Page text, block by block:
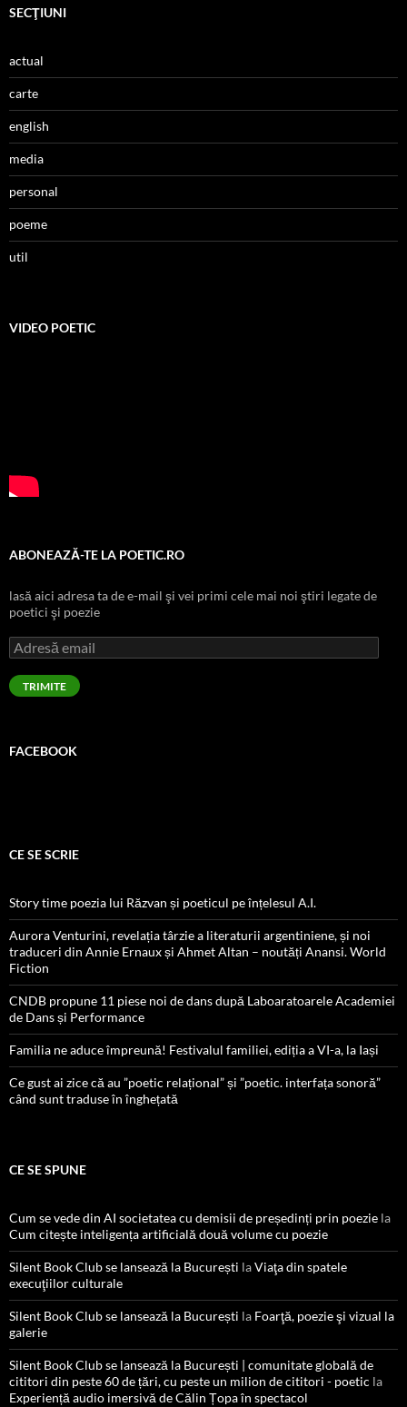
SECŢIUNI
actual
carte
english
media
personal
poeme
util
VIDEO POETIC
ABONEAZĂ-TE LA POETIC.RO
lasă aici adresa ta de e-mail şi vei primi cele mai noi ştiri legate de
poetici şi poezie
Adresă
email
TRIMITE
FACEBOOK
CE SE SCRIE
Story time poezia lui Răzvan și poeticul pe înțelesul A.I.
Aurora Venturini, revelația târzie a literaturii argentiniene, și noi
traduceri din Annie Ernaux și Ahmet Altan – noutăți Anansi. World
Fiction
CNDB propune 11 piese noi de dans după Laboaratoarele Academiei
de Dans și Performance
Familia ne aduce împreună! Festivalul familiei, ediția a VI-a, la Iași
Ce gust ai zice că au ”poetic relațional” și ”poetic. interfața sonoră”
când sunt traduse în înghețată
CE SE SPUNE
Cum se vede din AI societatea cu demisii de președinți prin poezie la
Cum citește inteligența artificială două volume cu poezie
Silent Book Club se lansează la București laViaţa din spatele
execuţiilor culturale
Silent Book Club se lansează la București la Foarţă, poezie şi vizual la
galerie
Silent Book Club se lansează la București | comunitate globală de
cititori din peste 60 de țări, cu peste un milion de cititori - poetic la
Experiență audio imersivă de Călin Țopa în spectacol